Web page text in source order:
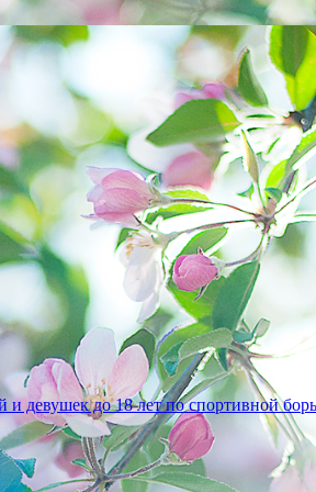
девушек до 18 лет по спортивной